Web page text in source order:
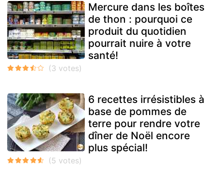
Mercure dans les boîtes
de thon : pourquoi ce
produit du quotidien
pourrait nuire à votre
santé!
6 recettes irrésistibles à
base de pommes de
terre pour rendre votre
dîner de Noël encore
plus spécial!